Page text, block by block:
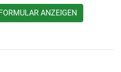
ANZEIGEN